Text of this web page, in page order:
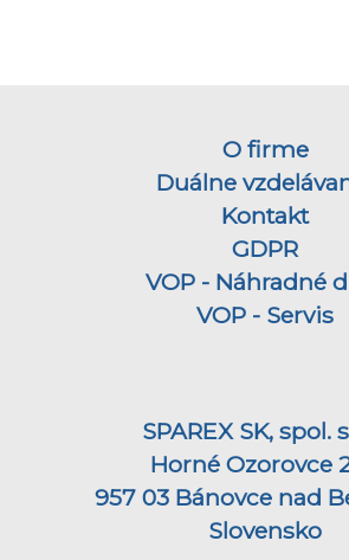
O firme
Duálne
Kontakt
GDPR
VOP - Náhradné
VOP - Servis
SPAREX SK, spol.
Horné Ozorovce
957 03 Bánovce nad
Slovensko